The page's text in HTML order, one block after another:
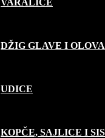
VARALICE
DŽIG GLAVE I OLOVA
UDICE
KOPČE, SAJLICE I